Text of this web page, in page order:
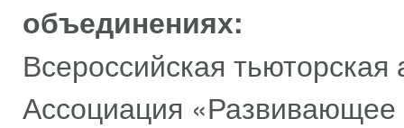
объединениях:
Всероссийская тьюторская
Ассоциация «Развивающее